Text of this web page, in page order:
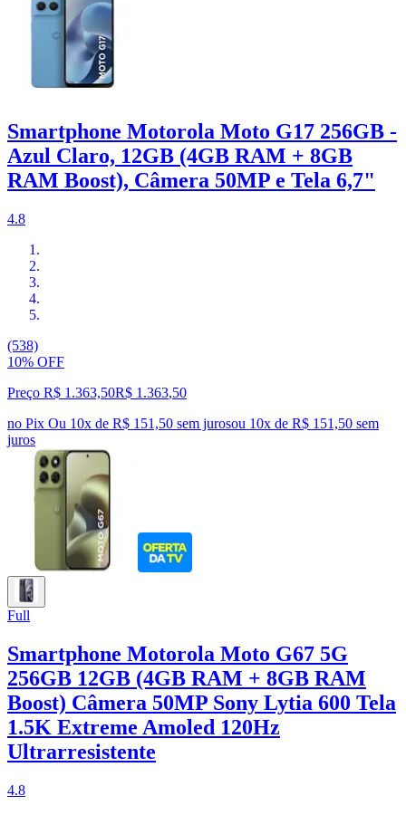
Smartphone Motorola Moto G17 256GB -
Azul Claro, 12GB (4GB RAM + 8GB
RAM Boost), Câmera 50MP e Tela 6,7"
4.8
(538)
10% OFF
Preço R$ 1.363,50R$ 1.363,50
no Pix Ou 10x de R$ 151,50 sem jurosou 10x de R$ 151,50 sem
juros
Full
Smartphone Motorola Moto G67 5G
256GB 12GB (4GB RAM + 8GB RAM
Boost) Câmera 50MP Sony Lytia 600 Tela
1.5K Extreme Amoled 120Hz
Ultrarresistente
4.8